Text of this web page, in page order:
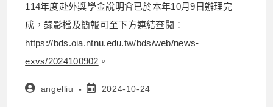
114年度赴外獎學金說明會已於本年10月9日辦理完
成，錄影檔及簡報可至下方連結查閱：
https://bds.oia.ntnu.edu.tw/bds/web/news-
exvs/2024100902 。
angelliu 2024-10-24